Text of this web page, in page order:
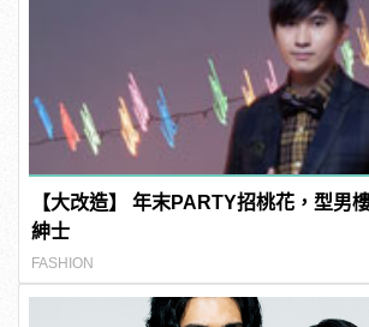
【大改造】 年末PARTY招桃花，型男
紳士
FASHION